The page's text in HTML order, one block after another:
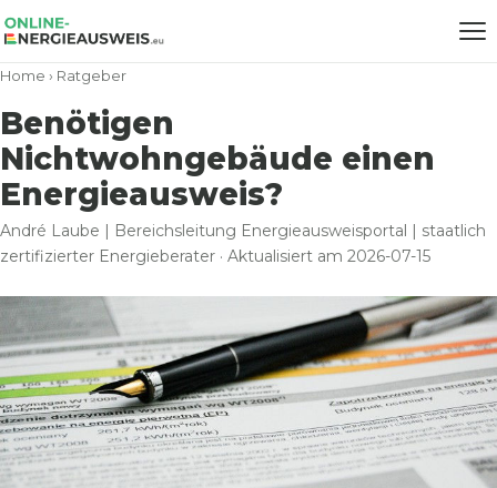
Home › Ratgeber
Benötigen
Nichtwohngebäude einen
Energieausweis?
André Laube | Bereichsleitung Energieausweisportal | staatlich
zertifizierter Energieberater · Aktualisiert am 2026-07-15